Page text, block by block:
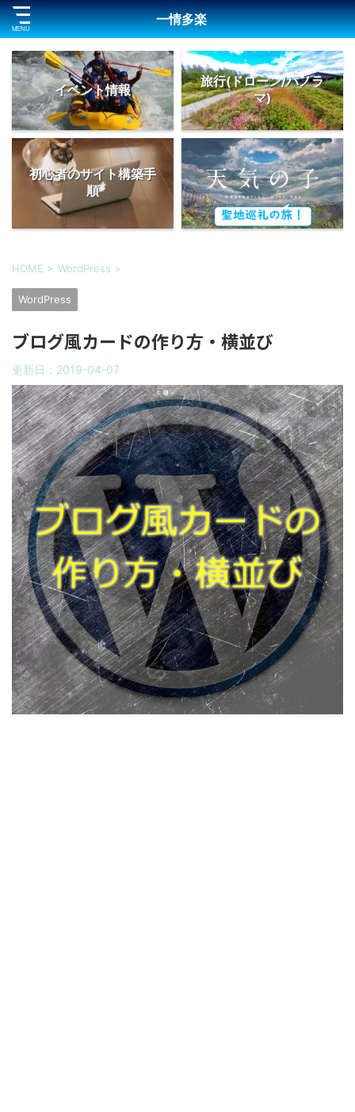
一情多楽
イベント情報
旅行(ドローン/パノラ
マ)
初心者のサイト構築手
順
HOME > WordPress >
WordPress
ブログ風カードの作り方・横並び
更新日： 2019-04-07